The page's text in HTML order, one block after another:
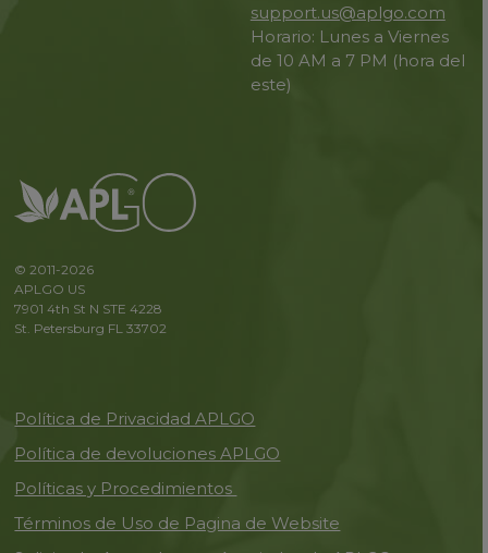
support.us@aplgo.com
Horario: Lunes a Viernes
de 10 AM a 7 PM (hora del
este)
© 2011-2026
APLGO US
7901 4th St N STE 4228
St. Petersburg FL 33702
Política de Privacidad APLGO
Política de devoluciones APLGO
Políticas y Procedimientos
Términos de Uso de Pagina de Website